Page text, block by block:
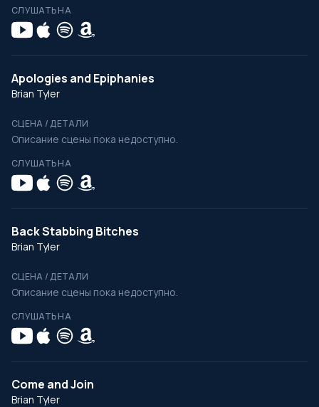
СЛУШАТЬ НА
Apologies and Epiphanies
Brian Tyler
СЦЕНА / ДЕТАЛИ
Описание сцены пока недоступно.
СЛУШАТЬ НА
Back Stabbing Bitches
Brian Tyler
СЦЕНА / ДЕТАЛИ
Описание сцены пока недоступно.
СЛУШАТЬ НА
Come and Join
Brian Tyler